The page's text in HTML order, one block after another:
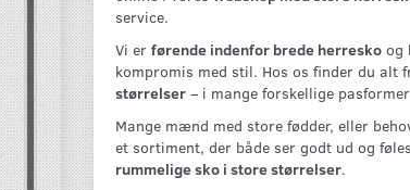
service.
Vi er førende indenfor brede herreskoog
kompromis med stil. Hos os finder du alt
størrelser– i mange forskellige
Mange mænd med store fødder, eller
et sortiment, der både ser godt ud og
rummelige sko i store størrelser.